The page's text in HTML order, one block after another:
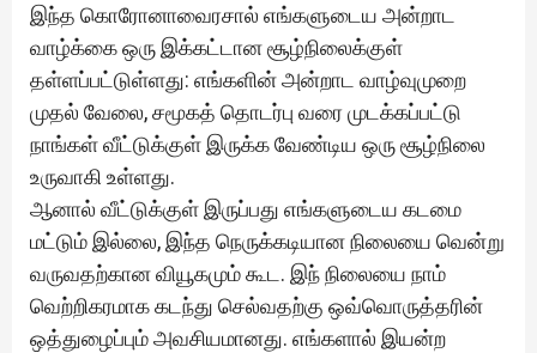
இந்த கொரோனாவைரசால் எங்களுடைய அன்றாட
வாழ்க்கை ஒரு இக்கட்டான சூழ்நிலைக்குள்
தள்ளப்பட்டுள்ளது: எங்களின் அன்றாட வாழ்வுமுறை
முதல் வேலை, சமூகத் தொடர்பு வரை முடக்கப்பட்டு
நாங்கள் வீட்டுக்குள் இருக்க வேண்டிய ஒரு சூழ்நிலை
உருவாகி உள்ளது.
ஆனால் வீட்டுக்குள் இருப்பது எங்களுடைய கடமை
மட்டும் இல்லை, இந்த நெருக்கடியான நிலையை வென்று
வருவதற்கான வியூகமும் கூட. இந் நிலையை நாம்
வெற்றிகரமாக கடந்து செல்வதற்கு ஒவ்வொருத்தரின்
ஒத்துழைப்பும் அவசியமானது. எங்களால் இயன்ற